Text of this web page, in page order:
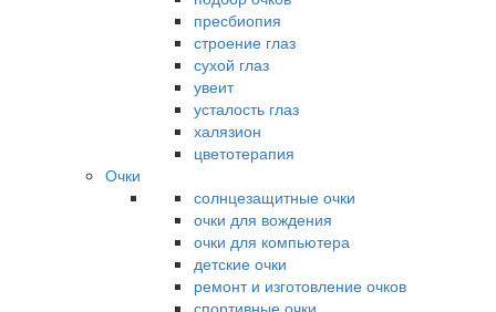
пресбиопия
строение глаз
сухой глаз
увеит
усталость глаз
халязион
цветотерапия
Очки
солнцезащитные очки
очки для вождения
очки для компьютера
детские очки
ремонт и изготовление очков